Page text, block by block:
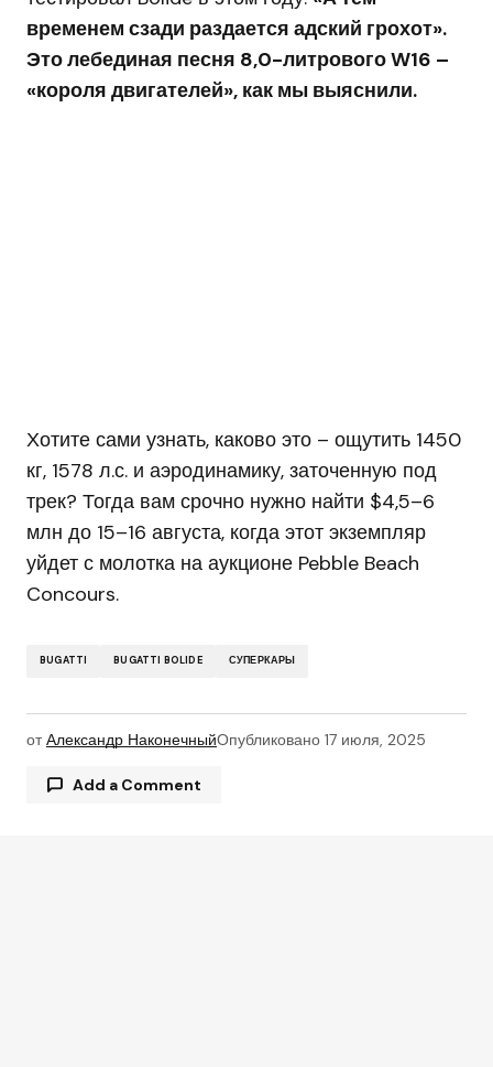
временем сзади раздается адский грохот».
Это лебединая песня 8,0-литрового W16 –
«короля двигателей», как мы выяснили.
Хотите сами узнать, каково это – ощутить 1450
кг, 1578 л.с. и аэродинамику, заточенную под
трек? Тогда вам срочно нужно найти $4,5–6
млн до 15–16 августа, когда этот экземпляр
уйдет с молотка на аукционе Pebble Beach
Concours.
BUGATTI BUGATTI BOLIDE СУПЕРКАРЫ
от Александр НаконечныйОпубликовано 17 июля, 2025
Add a Comment